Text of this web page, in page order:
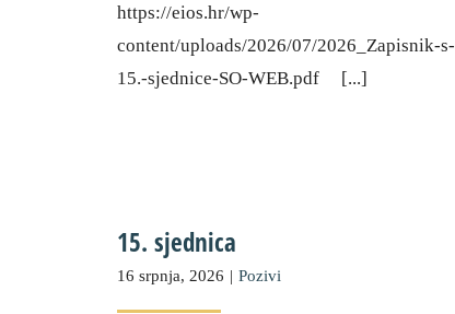
https://eios.hr/wp-
content/uploads/2026/07/2026_Zapisnik-s-
15.-sjednice-SO-WEB.pdf [...]
15. sjednica
16 srpnja, 2026 | Pozivi